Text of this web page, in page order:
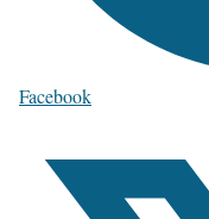
Facebook